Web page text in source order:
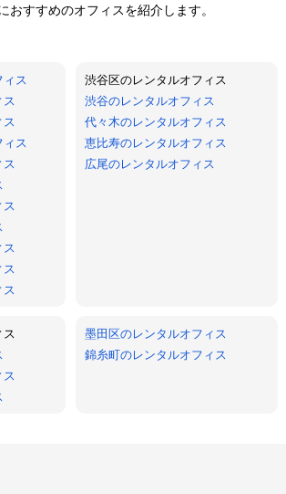
すすめのオフィスを紹介します。
渋谷区のレンタルオフィス
渋谷のレンタルオフィス
代々木のレンタルオフィス
恵比寿のレンタルオフィス
広尾のレンタルオフィス
ス
ス
ス
ス
ス
ス
ス
ス
ス
墨田区のレンタルオフィス
錦糸町のレンタルオフィス
ス
ス